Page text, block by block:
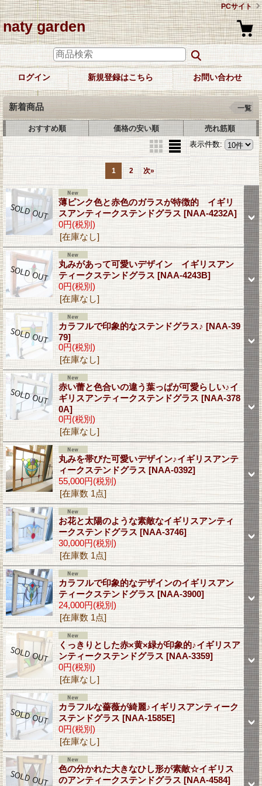
PCサイト
naty garden
ログイン 新規登録はこちら お問い合わせ
新着商品 一覧
おすすめ順 価格の安い順
売れ筋順
表示件数:
1 2 次»
薄ピンク色と赤色のガラスが特徴的 イギリ
スアンティークステンドグラス [NAA-4232A]
0円(税別)
[在庫なし]
丸みがあって可愛いデザイン イギリスアン
ティークステンドグラス [NAA-4243B]
0円(税別)
[在庫なし]
カラフルで印象的なステンドグラス♪ [NAA-39
79]
0円(税別)
[在庫なし]
赤い蕾と色合いの違う葉っぱが可愛らしい♪イ
ギリスアンティークステンドグラス [NAA-378
0A]
0円(税別)
[在庫なし]
丸みを帯びた可愛いデザイン♪イギリスアンテ
ィークステンドグラス [NAA-0392]
55,000円(税別)
[在庫数 1点]
お花と太陽のような素敵なイギリスアンティ
ークステンドグラス [NAA-3746]
30,000円(税別)
[在庫数 1点]
カラフルで印象的なデザインのイギリスアン
ティークステンドグラス [NAA-3900]
24,000円(税別)
[在庫数 1点]
くっきりとした赤×黄×緑が印象的♪イギリスア
ンティークステンドグラス [NAA-3359]
0円(税別)
[在庫なし]
カラフルな薔薇が綺麗♪イギリスアンティーク
ステンドグラス [NAA-1585E]
0円(税別)
[在庫なし]
色の分かれた大きなひし形が素敵☆イギリス
のアンティークステンドグラス [NAA-4584]